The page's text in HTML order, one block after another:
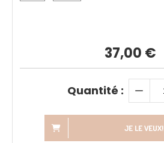
Quantité :
37,00 €
JE LE VEUX!